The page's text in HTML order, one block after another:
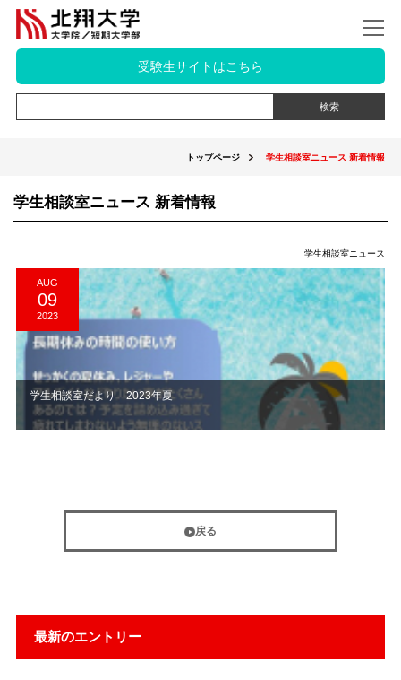
受験生サイトはこちら
トップページ 学生相談室ニュース 新着情報
最新のエントリー
学生相談室ニュース 新着情報
学生相談室ニュース
AUG
09
2023
学生相談室だより 2023年夏
戻る